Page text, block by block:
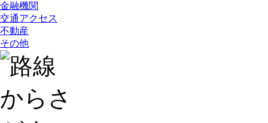
金融機関
交通アクセス
不動産
その他